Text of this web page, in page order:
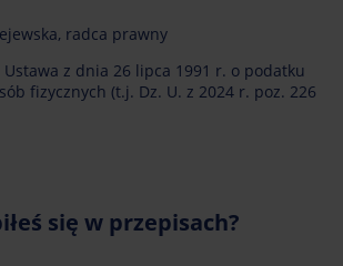
radca prawny
z dnia 26 lipca 1991 r. o podatku
fizycznych (t.j. Dz. U. z 2024 r. poz. 226
się w przepisach?